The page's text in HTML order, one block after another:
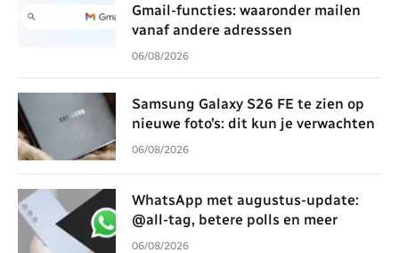
Gmail-functies: waaronder mailen
vanaf andere adresssen
06/08/2026
Samsung Galaxy S26 FE te zien op
nieuwe foto’s: dit kun je verwachten
06/08/2026
WhatsApp met augustus-update:
@all-tag, betere polls en meer
06/08/2026